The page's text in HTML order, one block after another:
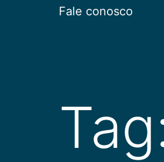
Fale conosco